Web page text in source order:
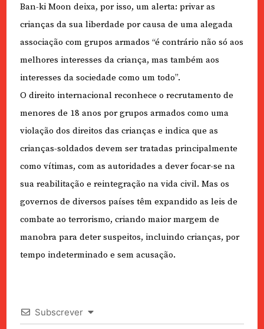
Ban-ki Moon deixa, por isso, um alerta: privar as
crianças da sua liberdade por causa de uma alegada
associação com grupos armados “é contrário não só aos
melhores interesses da criança, mas também aos
interesses da sociedade como um todo”.
O direito internacional reconhece o recrutamento de
menores de 18 anos por grupos armados como uma
violação dos direitos das crianças e indica que as
crianças-soldados devem ser tratadas principalmente
como vítimas, com as autoridades a dever focar-se na
sua reabilitação e reintegração na vida civil. Mas os
governos de diversos países têm expandido as leis de
combate ao terrorismo, criando maior margem de
manobra para deter suspeitos, incluindo crianças, por
tempo indeterminado e sem acusação.
Subscrever